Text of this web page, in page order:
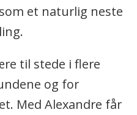
et naturlig neste
til stede i flere
og for
Med Alexandre får